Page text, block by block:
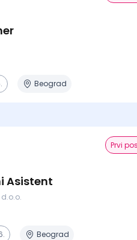
Beograd
Prvi
Asistent
Beograd